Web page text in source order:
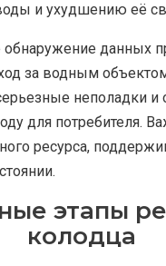
и ухудшению её
данных
за водным
неполадки и
для потребителя.
ресурса,
этапы
колодца